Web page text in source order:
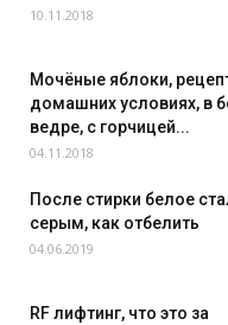
10.11.2018
Мочёные яблоки,
домашних условиях, в
ведре, с горчицей...
04.11.2018
После стирки белое
серым, как отбелить
04.06.2019
RF лифтинг, что это за